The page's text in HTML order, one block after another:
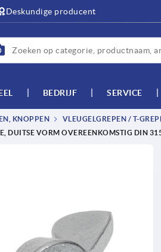
Deskundige producent
BEDRIJF SERVICE
KNOPPEN VLEUGELGREPEN / T-
DUITSE VORM OVEREENKOMSTIG DIN